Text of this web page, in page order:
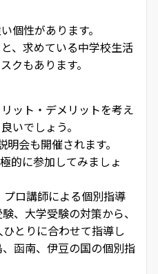
個性があります。
、求めている中学校生活
クもあります。
ット・デメリットを考え
いでしょう。
会も開催されます。
的に参加してみましょ
プロ講師による個別指導
、大学受験の対策から、
とりに合わせて指導し
函南、伊豆の国の個別指